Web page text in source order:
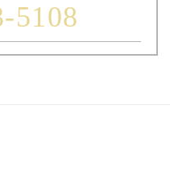
5108